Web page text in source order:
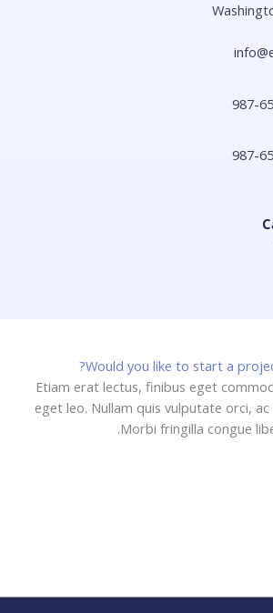
Would you like to start a
Etiam erat lectus, finibus eget
eget leo. Nullam quis vulputate orci, ac
Morbi fringilla congue